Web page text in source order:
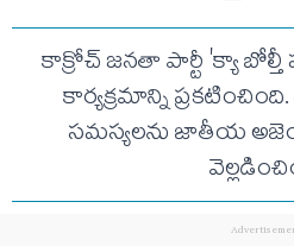
కాక్రోచ్ జనతా పార్టీ 'క్యా బోల్తీ
కార్యక్రమాన్ని
సమస్యలను జాతీయ